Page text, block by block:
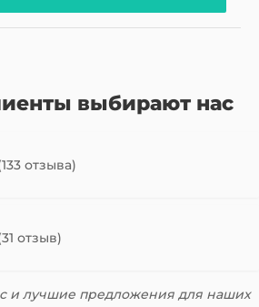
выбирают нас
отзыва)
отзыв)
и лучшие предложения для наших